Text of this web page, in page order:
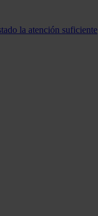
la atención suficiente